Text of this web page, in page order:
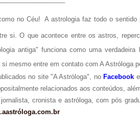
no Céu! A astrologia faz todo o
si. O que acontece entre os astros,
antiga" funciona como uma
si mesmo entre em contato com A Astróloga
no site "A Astróloga", no Facebook
relacionados aos conteúdos,
cronista e astróloga, com pós